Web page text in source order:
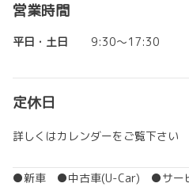
営業時間
平日・土日 9:30～17:30
定休日
詳しくはカレンダーをご覧下さい
●新車 ●中古車(U-Car) ●サー